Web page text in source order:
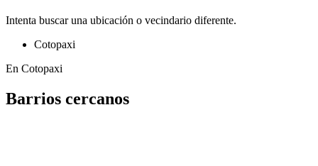
Intenta buscar una ubicación o vecindario diferente.
Cotopaxi
En Cotopaxi
Barrios cercanos